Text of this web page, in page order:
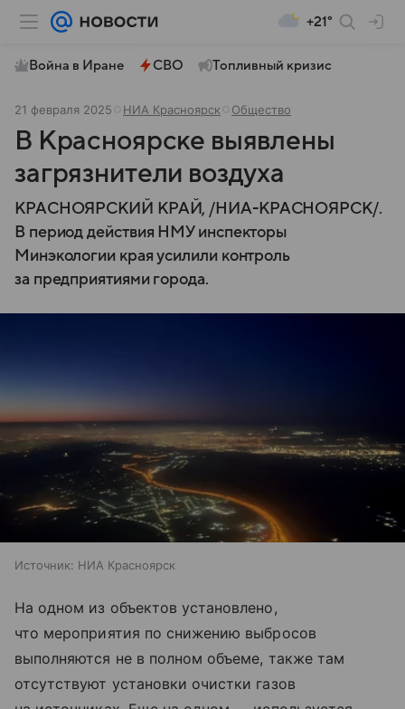
+21°
Война в Иране СВО Топливный кризис
21 февраля 2025 НИА Красноярск Общество
В Красноярске выявлены
загрязнители воздуха
КРАСНОЯРСКИЙ КРАЙ, /НИА-КРАСНОЯРСК/.
В период действия НМУ инспекторы
Минэкологии края усилили контроль
за предприятиями города.
Источник: НИА Красноярск
На одном из объектов установлено,
что мероприятия по снижению выбросов
выполняются не в полном объеме, также там
отсутствуют установки очистки газов